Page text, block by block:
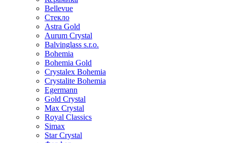
Bellevue
Стекло
Astra Gold
Aurum Crystal
Balvinglass s.r.o.
Bohemia
Bohemia Gold
Crystalex Bohemia
Crystalite Bohemia
Egermann
Gold Crystal
Max Crystal
Royal Classics
Simax
Star Crystal